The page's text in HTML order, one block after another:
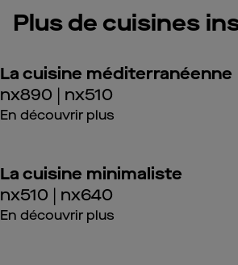
Plus de cuisines
La cuisine méditerranéenne
nx890 | nx510
En découvrir plus
La cuisine minimaliste
nx510 | nx640
En découvrir plus